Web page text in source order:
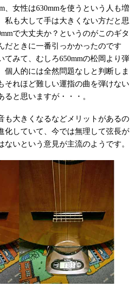
、女性は630mmを使うという人も増
私も大して手は大きくない方だと思
で大丈夫か？というのがこのギタ
だときに一番引っかかったのです
てみて、むしろ650mmの松岡より弾
個人的には全然問題なしと判断しま
それほど難しい運指の曲を弾けない
と思いますが・・・。
も大きくなるなどメリットがあるの
化していて、今では無理して弦長が
ないという意見が主流のようです。